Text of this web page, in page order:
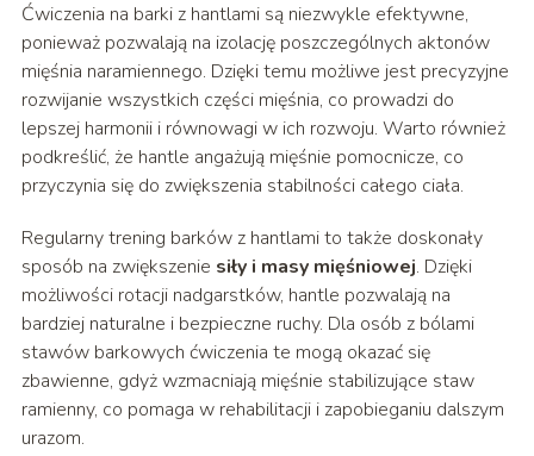
Ćwiczenia na barki z hantlami są niezwykle efektywne,
ponieważ pozwalają na izolację poszczególnych aktonów
mięśnia naramiennego. Dzięki temu możliwe jest precyzyjne
rozwijanie wszystkich części mięśnia, co prowadzi do
lepszej harmonii i równowagi w ich rozwoju. Warto również
podkreślić, że hantle angażują mięśnie pomocnicze, co
przyczynia się do zwiększenia stabilności całego ciała.
Regularny trening barków z hantlami to także doskonały
sposób na zwiększenie siły i masy mięśniowej. Dzięki
możliwości rotacji nadgarstków, hantle pozwalają na
bardziej naturalne i bezpieczne ruchy. Dla osób z bólami
stawów barkowych ćwiczenia te mogą okazać się
zbawienne, gdyż wzmacniają mięśnie stabilizujące staw
ramienny, co pomaga w rehabilitacji i zapobieganiu dalszym
urazom.